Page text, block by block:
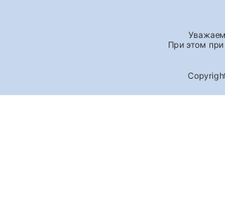
При этом при